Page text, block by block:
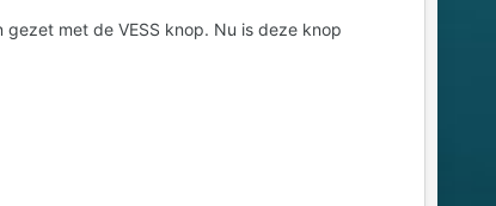
met de VESS knop. Nu is deze knop